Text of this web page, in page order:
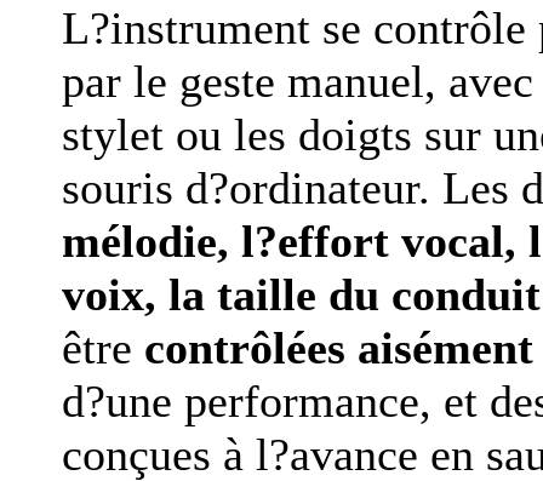
L?instrument se
par le geste manuel,
stylet ou les doigts sur
souris d?ordinateur. Les
mélodie, l?effort vocal,
voix, la taille du
être contrôlées
d?une performance, et
conçues à l?avance en